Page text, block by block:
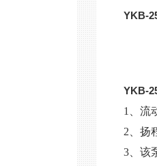
YKB-
YKB-
1、流
2、扬
3、该